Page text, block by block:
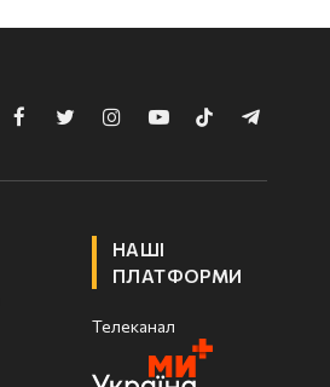
FacebookTwitterInstagramYouTubeTikTokTelegram
НАШІ
ПЛАТФОРМИ
Телеканал